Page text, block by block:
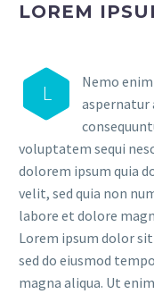
LOREM
L
Nemo
aspernatur
voluptatem sequi
dolorem ipsum quia
velit, sed quia non
labore et dolore
Lorem ipsum dolor
sed do eiusmod
magna aliqua. Ut